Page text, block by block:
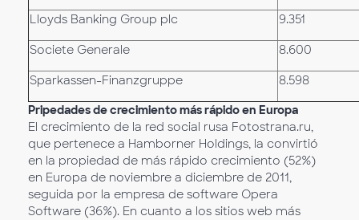
Lloyds Banking Group plc 9.351
Societe Generale 8.600
Sparkassen-Finanzgruppe 8.598
Pripedades de crecimiento más rápido en Europa
El crecimiento de la red social rusa Fotostrana.ru,
que pertenece a Hamborner Holdings, la convirtió
en la propiedad de más rápido crecimiento (52%)
en Europa de noviembre a diciembre de 2011,
seguida por la empresa de software Opera
Software (36%). En cuanto a los sitios web más